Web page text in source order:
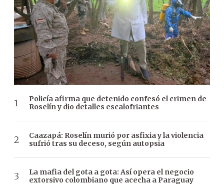
Policía afirma que detenido confesó el crimen de
Roselín y dio detalles escalofriantes
Caazapá: Roselín murió por asfixia y la violencia
sufrió tras su deceso, según autopsia
La mafia del gota a gota: Así opera el negocio
extorsivo colombiano que acecha a Paraguay